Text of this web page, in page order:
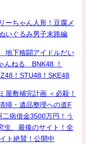
ーちゃん人形！豆腐メ
いぐるみ男子末路編
下格闘アイドルだい
んねる BNK48 ！
！STU48！SKE48
屋敷補完計画 ＜必殺！
掃・遺品整理への道F
病借金3500万円！う
生、最後のサイト！全
ト絶賛！公開中